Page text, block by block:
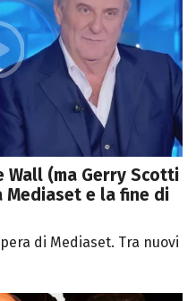
Wall (ma Gerry Scotti
e la fine di
di Mediaset. Tra nuovi